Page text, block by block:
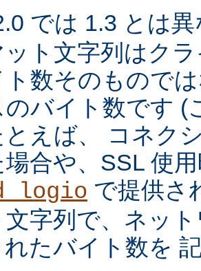
では 1.3 とは
ット文字列はク
ト数そのもので
のバイト数です (
えば、 コネク
場合や、SSL 使
で提供さ
文字列で、ネッ
たバイト数を